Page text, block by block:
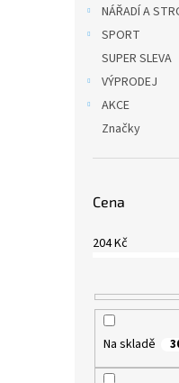
NÁŘADÍ A
SPORT
SUPER SLEVA
VÝPRODEJ
AKCE
Značky
Cena
204Kč
Na skladě